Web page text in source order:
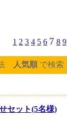
1 2 3 4 5 6 7 8 9
人気順 で検索
セット(5名様)